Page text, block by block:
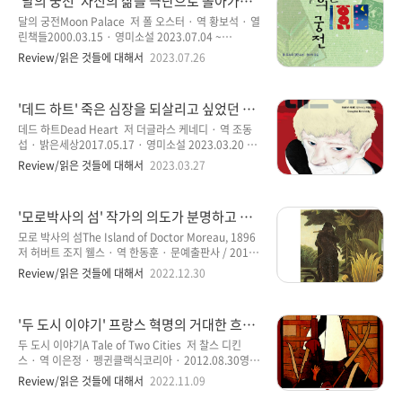
인적으로는 ‘모멘트’가 가장 인상적인 소설로 기억하고
있다. 더글라스 케네디의 작품을 몇 개 읽어 보았다면 알
수 있는 작가의 특징이 있다. 뛰어난 인물 묘사와 섬세하
고 화려한 필체로 마치 한 편의 영화를 보는 듯한 착각을
일으키는 능력을 소유한 작가라서 개인적으로 좋아하는
서 배우는 세 탐구자들의 매력적인 초상화
달의 궁전Moon Palace 저 폴 오스터 · 역 황보석 · 열
린책들2000.03.15 · 영미소설 2023.07.04 ~
07.13 · 15시간 02분 폴 오스터 작가의 세 번째 읽
은 소설 ‘달의 궁전’이다. 폴 오스터의 소설을 읽으면서
는 작가가 아닌가 생각하게 된다. 또한, 우리가 보고 들
으면서 알 수 있는 일상적이고 사소한 일들에 의미를 부
여하고 디테일하고 풍부한 묘사를 통해서 그냥 지나 칠
수 있는 것들에 작가적 상상력을 더해 멋진 이야기를 만
들어 낼 수 있는 능력이 탁월하지 않을까 생각된다. 제목
Review/읽은 것들에 대해서 2023.07.26
'데드 하트' 죽은 심장을 되살리고 싶었던 한
남자의 위험한 도전
데드 하트Dead Heart 저 더글라스 케네디 · 역 조동
섭 · 밝은세상2017.05.17 · 영미소설 2023.03.20 ~
03.23 · 5시간 21분 더글라스 케니디의 소설을 정
말 오랜만에 읽은 것 같다. ‘the moment’가 마지막으
이지만, 읽은 모든 소설의 내용은 지금도 기억하고 있다.
그만큼 읽은 지 오랜 시간이 지나도 더글라스 케네디의
소설은 인상적인 소설로 머릿속에 각인되어 잊히지 않
는 것을 보면 모두 좋은 소설로 판단해도 좋을 것 같은
판단과 생각을 하게 된다. ‘데드하트’ 또한 매우 인상적
Review/읽은 것들에 대해서 2023.03.27
'모로박사의 섬' 작가의 의도가 분명하고 인
류에 전하는 메시지가 명확한 소설
모로 박사의 섬The Island of Doctor Moreau, 1896
저 허버트 조지 웰스 · 역 한동훈 · 문예출판사 / 2010
년 8월 25일영미소설 · 문예세계문학선 087
2022.12.22 ~ 12.28 · 5시간 28분 2022년의 마지막
던 소설이기도 하고, 작가조차도 아주 생소한 작가였던
점을 감안하더라도 그렇다. 이전 소설을 다 읽고 나서 읽
을 책을 찾는 중에 버튼을 잘못 눌러서 내 서재에 들어온
책이라는 명분 없는 이유를 들며 울며 겨자 먹기 심산으
로 읽게 된 소설이라는 점을 생각했을 때, 그저 그런 소
Review/읽은 것들에 대해서 2022.12.30
'두 도시 이야기' 프랑스 혁명의 거대한 흐름
속에 휘말린 민중들의 이야기를 그린 찰스 디
킨스
두 도시 이야기A Tale of Two Cities 저 찰스 디킨
스 · 역 이은정 · 펭귄클랙식코리아 · 2012.08.30영미
소설 · 펭귄클래식 시리즈 135 2022.10.19 ~
11.04 우리에게 친숙함이 있는 찰스 디킨스의 소
Review/읽은 것들에 대해서 2022.11.09